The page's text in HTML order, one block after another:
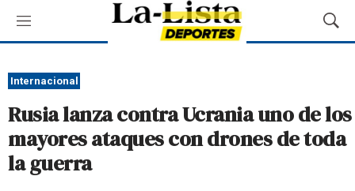
M
e
ú
M
o
a
r
B
Internacional
Rusia lanza contra Ucrania uno de los
mayores ataques con drones de toda
la guerra